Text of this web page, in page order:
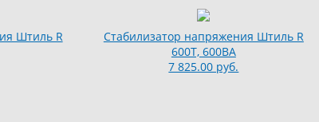
Штиль R
Стабилизатор напряжения Штиль R
600T, 600ВА
7 825.00 руб.